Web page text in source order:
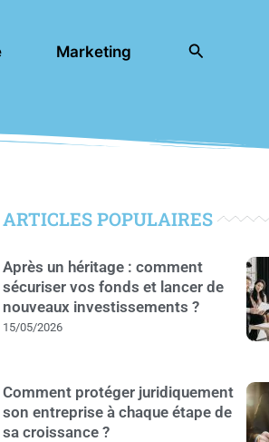
Marketing Rechercher
ARTICLES POPULAIRES
Après un héritage : comment
sécuriser vos fonds et lancer de
nouveaux investissements ?
15/05/2026
Comment protéger juridiquement
son entreprise à chaque étape de
sa croissance ?